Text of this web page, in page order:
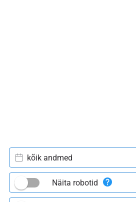
kõik andmed
Näita robotid